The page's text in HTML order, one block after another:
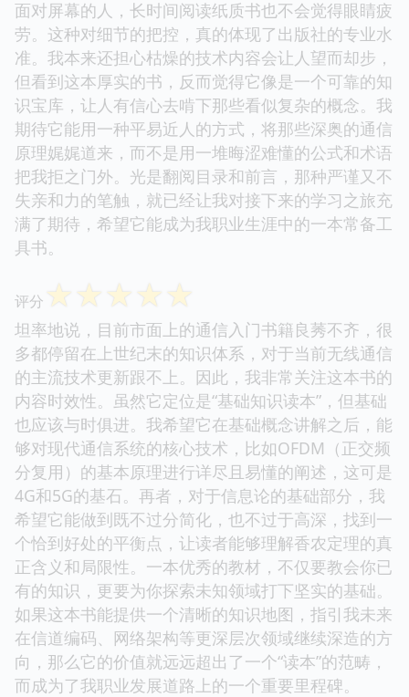
面对屏幕的人，长时间阅读纸质书也不会觉得眼睛疲
劳。这种对细节的把控，真的体现了出版社的专业水
准。我本来还担心枯燥的技术内容会让人望而却步，
但看到这本厚实的书，反而觉得它像是一个可靠的知
识宝库，让人有信心去啃下那些看似复杂的概念。我
期待它能用一种平易近人的方式，将那些深奥的通信
原理娓娓道来，而不是用一堆晦涩难懂的公式和术语
把我拒之门外。光是翻阅目录和前言，那种严谨又不
失亲和力的笔触，就已经让我对接下来的学习之旅充
满了期待，希望它能成为我职业生涯中的一本常备工
具书。
评分 ☆☆☆☆☆
坦率地说，目前市面上的通信入门书籍良莠不齐，很
多都停留在上世纪末的知识体系，对于当前无线通信
的主流技术更新跟不上。因此，我非常关注这本书的
内容时效性。虽然它定位是“基础知识读本”，但基础
也应该与时俱进。我希望它在基础概念讲解之后，能
够对现代通信系统的核心技术，比如OFDM（正交频
分复用）的基本原理进行详尽且易懂的阐述，这可是
4G和5G的基石。再者，对于信息论的基础部分，我
希望它能做到既不过分简化，也不过于高深，找到一
个恰到好处的平衡点，让读者能够理解香农定理的真
正含义和局限性。一本优秀的教材，不仅要教会你已
有的知识，更要为你探索未知领域打下坚实的基础。
如果这本书能提供一个清晰的知识地图，指引我未来
在信道编码、网络架构等更深层次领域继续深造的方
向，那么它的价值就远远超出了一个“读本”的范畴，
而成为了我职业发展道路上的一个重要里程碑。